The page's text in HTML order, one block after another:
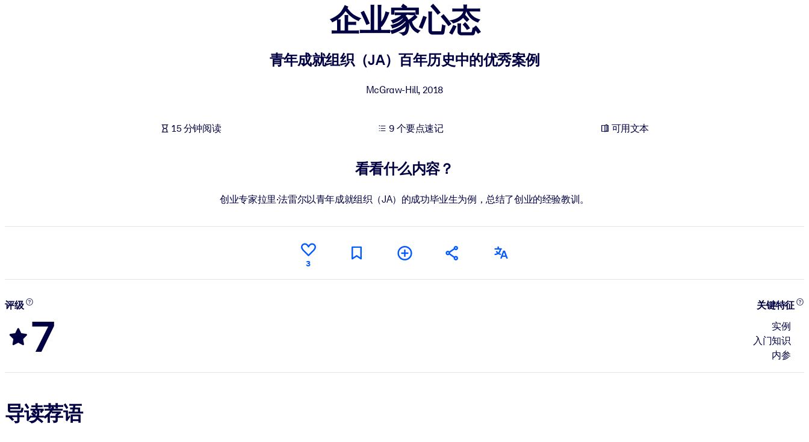
利用可靠、结构化的知识为您的人工智能系统提供动力，以改善输出结果。
企业家心态
青年成就组织（JA）百年历史中的优秀案例
McGraw-Hill, 2018
15 分钟阅读 9 个要点速记 可用文本
看看什么内容？
创业专家拉里·法雷尔以青年成就组织（JA）的成功毕业生为例，总结了创业的经验教训。
3
评级
7
关键特征
实例
入门知识
内参
导读荐语